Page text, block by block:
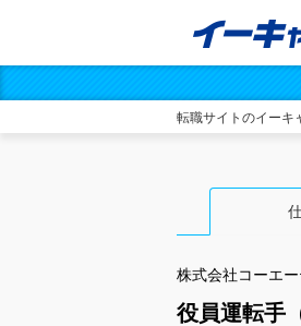
転職サイトのイーキ
株式会社コーエ
役員運転手